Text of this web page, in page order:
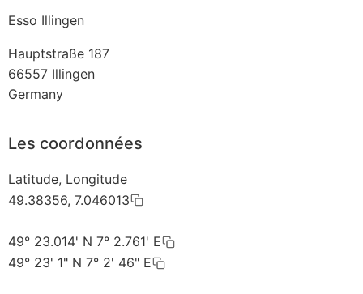
Esso Illingen
Hauptstraße 187
66557 Illingen
Germany
Les coordonnées
Latitude, Longitude
49.38356, 7.046013
49° 23.014' N 7° 2.761' E
49° 23' 1" N 7° 2' 46" E